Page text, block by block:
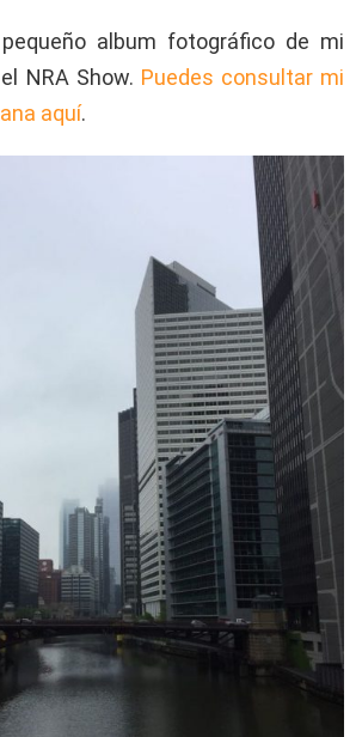
album fotográfico de mi
NRA Show. Puedes consultar mi
aquí.